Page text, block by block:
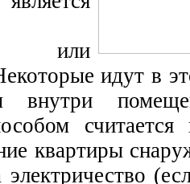
или
идут в
внутри
считается
квартиры